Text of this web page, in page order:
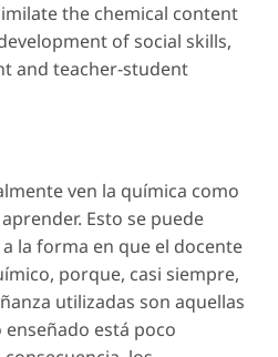
the chemical content
of social skills,
and teacher-student
ven la química como
Esto se puede
la forma en que el docente
porque, casi siempre,
utilizadas son aquellas
está poco